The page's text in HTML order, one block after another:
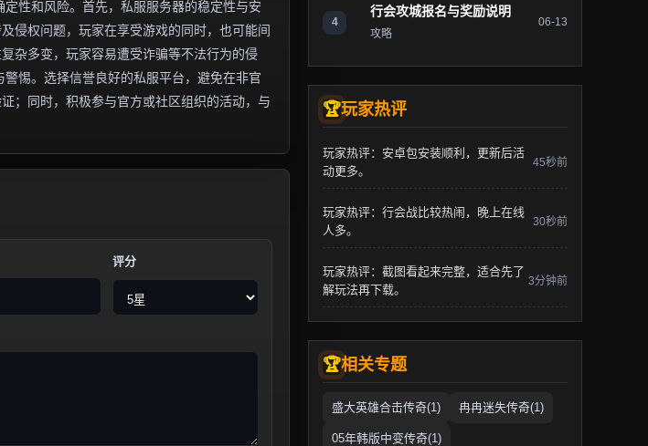
性和风险。首先，私服服务器的稳定性与安
侵权问题，玩家在享受游戏的同时，也可能间
杂多变，玩家容易遭受诈骗等不法行为的侵
惕。选择信誉良好的私服平台，避免在非官
；同时，积极参与官方或社区组织的活动，与
评分
4
行会攻城报名与奖励说明
攻略
06-13
玩家热评
玩家热评：安卓包安装顺利，更新后活
动更多。
45秒前
玩家热评：行会战比较热闹，晚上在线
人多。
30秒前
玩家热评：截图看起来完整，适合先了
解玩法再下载。
3分钟前
相关专题
盛大英雄合击传奇(1) 冉冉迷失传奇(1)
05年韩版中变传奇(1)